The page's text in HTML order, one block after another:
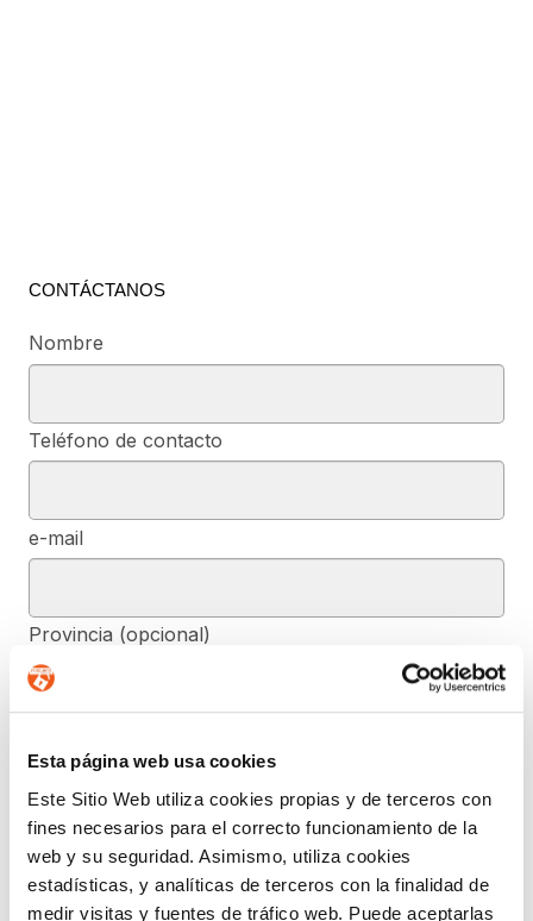
Esta página web usa cookies
Este Sitio Web utiliza cookies propias y de terceros con
fines necesarios para el correcto funcionamiento de la
web y su seguridad. Asimismo, utiliza cookies
estadísticas, y analíticas de terceros con la finalidad de
medir visitas y fuentes de tráfico web. Puede aceptarlas
CONTÁCTANOS
Nombre
Teléfono de contacto
e-mail
Provincia (opcional)
De conformidad con el RGPD y la LOPDGDD, SEGURIDAD Y
PRIVACIDAD DE DATOS, S.L. tratará los datos facilitados, con la
finalidad de contestar a las dudas y/o quejas planteadas a través
del presente formulario y facilitar la información solicitada. Podrá
ejercer, si lo desea, los derechos de acceso, rectificación,